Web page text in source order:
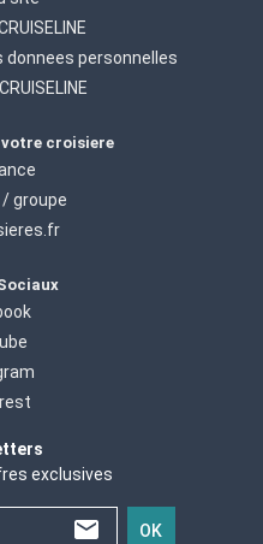
personnelles
croisiere
groupe
exclusives
OK